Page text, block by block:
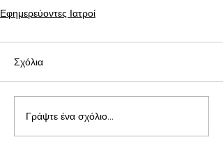
Εφημερεύοντες Ιατροί
Σχόλια
Γράψτε ένα σχόλιο...